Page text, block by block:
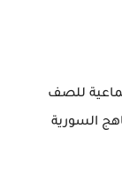
للصف
السورية